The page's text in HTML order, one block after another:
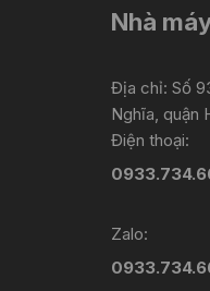
Nhà
Địa chỉ: Số
Nghĩa, quận
Điện thoại:
Zalo: